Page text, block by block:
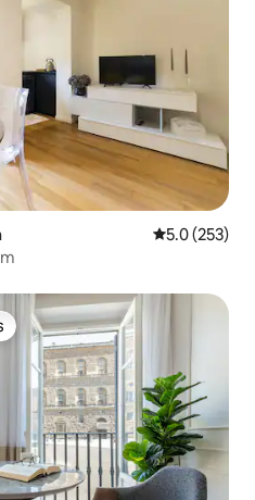
Calificación
5.0 (253)
huéspedes